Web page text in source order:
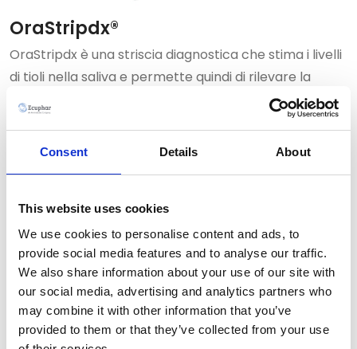
Consent Details About
This website uses cookies
We use cookies to personalise content and ads, to
provide social media features and to analyse our traffic.
We also share information about your use of our site with
our social media, advertising and analytics partners who
may combine it with other information that you’ve
provided to them or that they’ve collected from your use
OraStripdx®
OraStripdx è una striscia diagnostica che stima i livelli
di tioli nella saliva e permette quindi di rilevare la
parodontite nelle sue fasi iniziali, prima che siano
presenti segni visivi. OraStripdx è raccomandato dalle
linee guida odontoiatriche 2020 della Word Small
Scheda dentale canina
Scheda dentale felina